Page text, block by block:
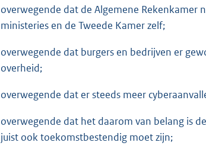
b
overwegende dat de Algemene
ministeries en de Tweede Kamer zelf;
overwegende dat burgers en bedrijven er
overheid;
overwegende dat er steeds meer
overwegende dat het daarom van belang is
juist ook toekomstbestendig moet zijn;